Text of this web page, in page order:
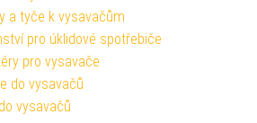
a tyče k vysavačům
pro úklidové spotřebiče
pro vysavače
do vysavačů
vysavačů